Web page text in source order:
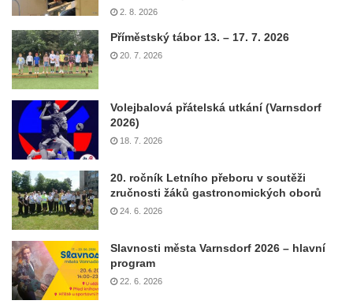
2. 8. 2026
Příměstský tábor 13. – 17. 7. 2026
20. 7. 2026
Volejbalová přátelská utkání (Varnsdorf
2026)
18. 7. 2026
20. ročník Letního přeboru v soutěži
zručnosti žáků gastronomických oborů
24. 6. 2026
Slavnosti města Varnsdorf 2026 – hlavní
program
22. 6. 2026